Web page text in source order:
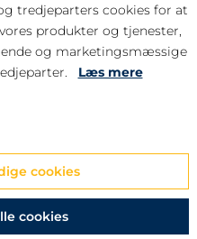
›
tredjeparters cookies for at
produkter og tjenester,
og marketingsmæssige
Læs mere
cookies
cookies